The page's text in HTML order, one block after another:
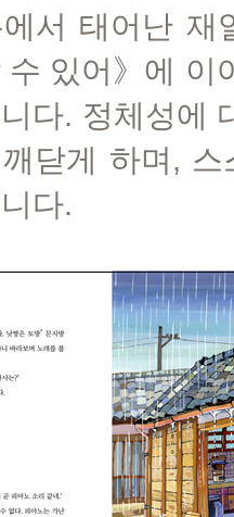
서 태어난
수 있어》에
다. 정체성에
닫게 하며,
다.